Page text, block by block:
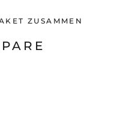
ZUSAMMEN